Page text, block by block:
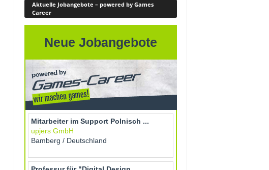
Aktuelle Jobangebote – powered by Games
Career